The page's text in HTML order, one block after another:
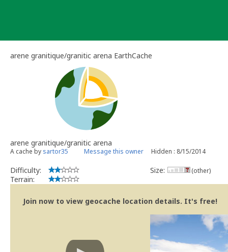
arene granitique/granitic arena EarthCache
arene granitique/granitic arena
A cache by sartor35 Message this owner Hidden : 8/15/2014
Difficulty:
Terrain:
Size: (other)
Join now to view geocache location details. It's free!